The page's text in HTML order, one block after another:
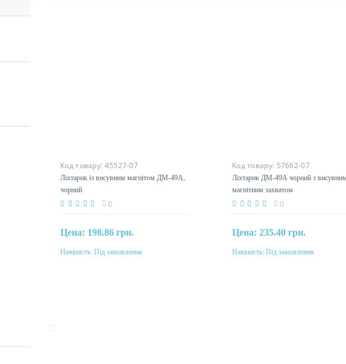
Код товару: 45527-07
Ліхтарик із висувним магнітом ДМ-49А,
чорний
0
Цена: 198.86 грн.
Під замовлення
Наявність: Під замовлення
Код товару: 57662-07
Ліхтарик ДМ-49А чорний з
магнітним захватом
0
Цена: 235.40 грн.
Під замовлення
Наявність: Під замовлення